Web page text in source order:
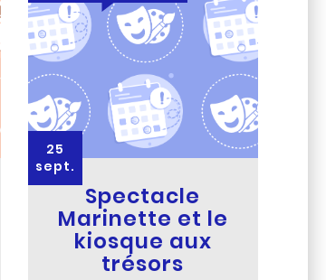
Spectacle
Marinette et le
kiosque aux
trésors
25
sept.